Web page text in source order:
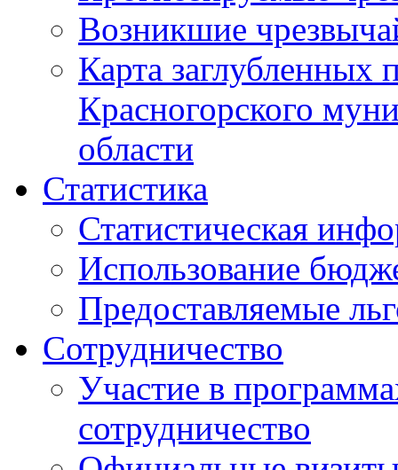
Возникшие
Карта
Красногорского
области
Статистика
Статистическая
Использование
Предоставляемые
Сотрудничество
Участие в
сотрудничество